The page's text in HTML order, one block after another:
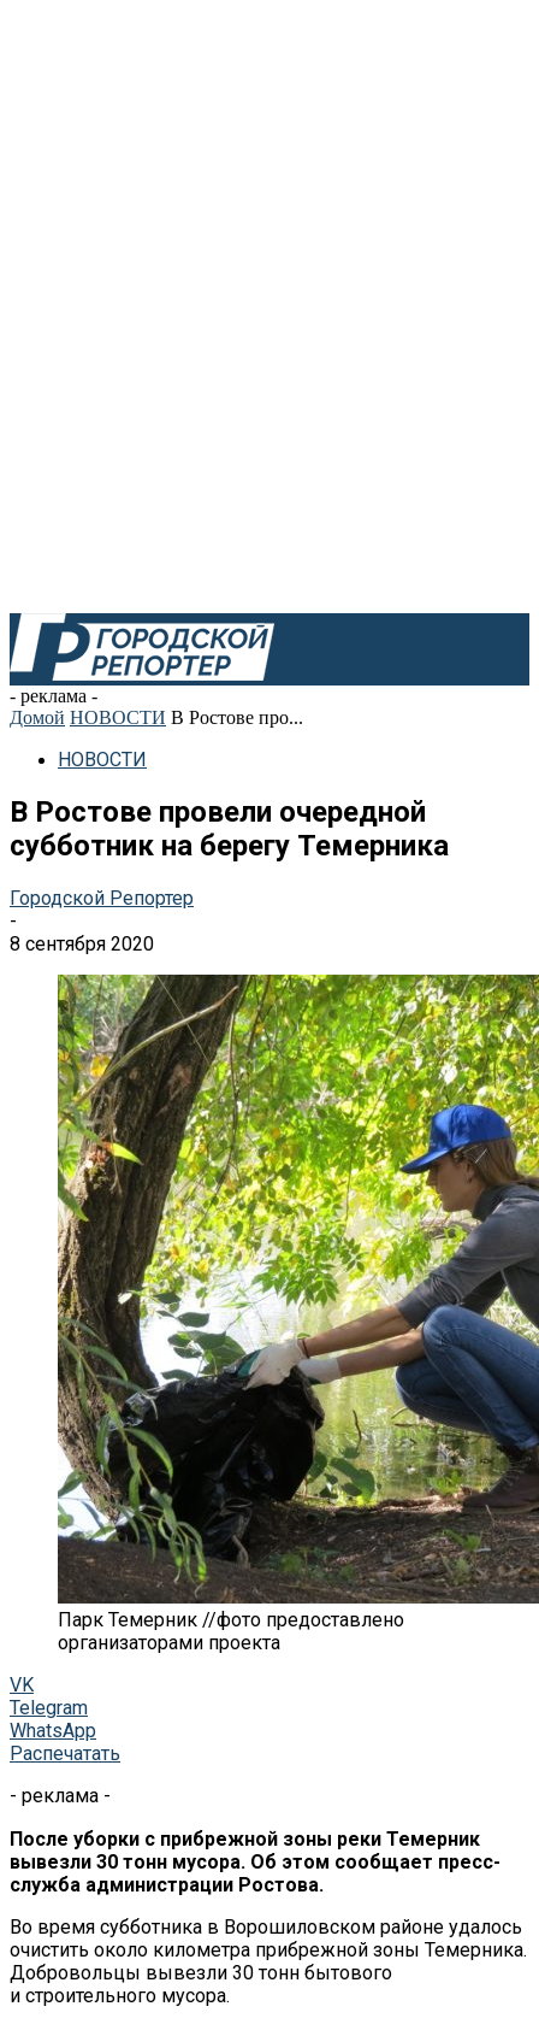
- реклама -
Домой НОВОСТИ В Ростове про...
НОВОСТИ
В Ростове провели очередной
субботник на берегу Темерника
Городской Репортер
-
8 сентября 2020
Парк Темерник //фото предоставлено
организаторами проекта
VK
Telegram
WhatsApp
Распечатать
- реклама -
После уборки с прибрежной зоны реки Темерник
вывезли 30 тонн мусора. Об этом сообщает пресс-
служба администрации Ростова.
Во время субботника в Ворошиловском районе удалось
очистить около километра прибрежной зоны Темерника.
Добровольцы вывезли 30 тонн бытового
и строительного мусора.